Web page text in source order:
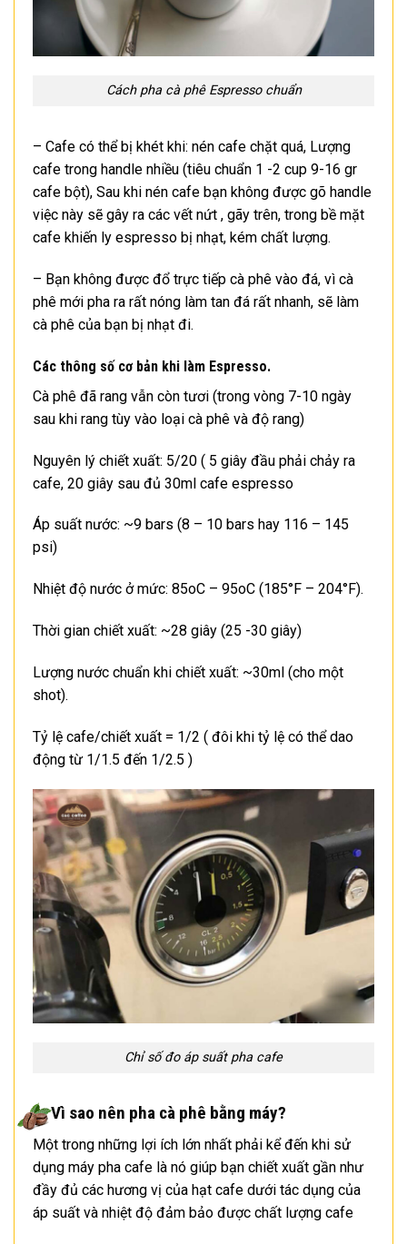
Cách pha cà phê Espresso chuẩn
– Cafe có thể bị khét khi: nén cafe chặt quá, Lượng
cafe trong handle nhiều (tiêu chuẩn 1 -2 cup 9-16 gr
cafe bột), Sau khi nén cafe bạn không được gõ handle
việc này sẽ gây ra các vết nứt , gãy trên, trong bề mặt
cafe khiến ly espresso bị nhạt, kém chất lượng.
– Bạn không được đổ trực tiếp cà phê vào đá, vì cà
phê mới pha ra rất nóng làm tan đá rất nhanh, sẽ làm
cà phê của bạn bị nhạt đi.
Các thông số cơ bản khi làm Espresso.
Cà phê đã rang vẫn còn tươi (trong vòng 7-10 ngày
sau khi rang tùy vào loại cà phê và độ rang)
Nguyên lý chiết xuất: 5/20 ( 5 giây đầu phải chảy ra
cafe, 20 giây sau đủ 30ml cafe espresso
Áp suất nước: ~9 bars (8 – 10 bars hay 116 – 145
psi)
Nhiệt độ nước ở mức: 85oC – 95oC (185°F – 204°F).
Thời gian chiết xuất: ~28 giây (25 -30 giây)
Lượng nước chuẩn khi chiết xuất: ~30ml (cho một
shot).
Tỷ lệ cafe/chiết xuất = 1/2 ( đôi khi tỷ lệ có thể dao
động từ 1/1.5 đến 1/2.5 )
Chỉ số đo áp suất pha cafe
Vì sao nên pha cà phê bằng máy?
Một trong những lợi ích lớn nhất phải kể đến khi sử
dụng máy pha cafe là nó giúp bạn chiết xuất gần như
đầy đủ các hương vị của hạt cafe dưới tác dụng của
áp suất và nhiệt độ đảm bảo được chất lượng cafe